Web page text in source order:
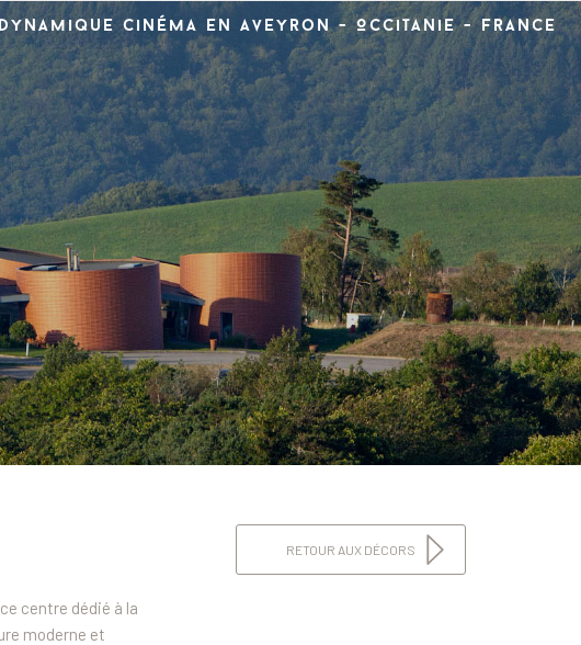
cinéma en Aveyron - Occitanie - France
centre dédié à la
moderne et
RETOUR AUX DÉCORS